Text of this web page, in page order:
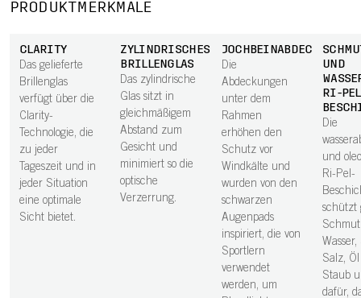
PRODUKTMERKMALE
CLARITY
Das gelieferte
Brillenglas
verfügt über die
Clarity-
Technologie, die
zu jeder
Tageszeit und in
jeder Situation
eine optimale
Sicht bietet.
ZYLINDRISCHES
BRILLENGLAS
Das zylindrische
Glas sitzt in
gleichmäßigem
Abstand zum
Gesicht und
minimiert so die
optische
Verzerrung.
JOCHBEINABDECKUNGEN
Die
Abdeckungen
unter dem
Rahmen
erhöhen den
Schutz vor
Windkälte und
wurden von den
schwarzen
Augenpads
inspiriert, die von
Sportlern
verwendet
werden, um
UND
RI-
Die
und
Ri-Pel-
schützt
Salz,
Staub
dafür,